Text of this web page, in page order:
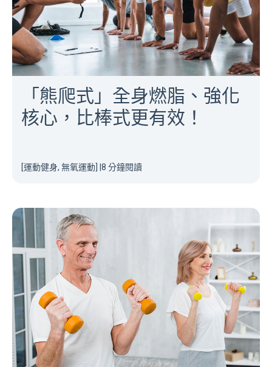
「熊爬式」全身燃脂、強化
核心，比棒式更有效！
[運動健身, 無氧運動] 8 分鐘閱讀